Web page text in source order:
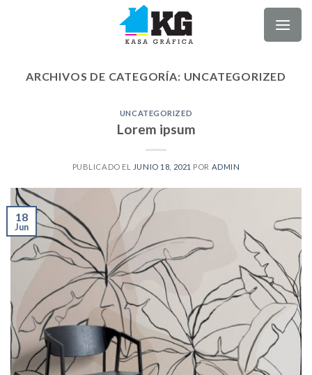
ARCHIVOS DE CATEGORÍA: UNCATEGORIZED
UNCATEGORIZED
Lorem ipsum
PUBLICADO EL JUNIO 18, 2021 POR ADMIN
18
Jun